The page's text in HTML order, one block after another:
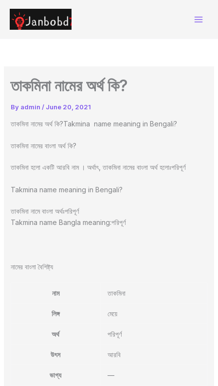
content
তাকমিনা নামের অর্থ কি?
By admin / June 20, 2021
তাকমিনা নামের অর্থ কি?Takmina name meaning in Bengali?
তাকমিনা নামের বাংলা অর্থ কি?
তাকমিনা হলো একটি আরবি নাম । অর্থাৎ, তাকমিনা নামের বাংলা অর্থ হলোঃপরিপূর্ণ
Takmina name meaning in Bengali?
তাকমিনা নামে বাংলা অর্থঃপরিপূর্ণ
Takmina name Bangla meaning:পরিপূর্ণ
নামের বাংলা বৈশিষ্ট্য
নাম তাকমিনা
লিঙ্গ মেয়ে
অর্থ পরিপূর্ণ
উৎস আরবি
ভাগ্য —